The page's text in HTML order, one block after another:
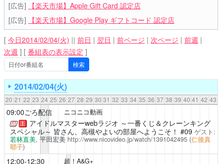
[広告]
【楽天市場】Apple Gift Card 認定店
[広告]
【楽天市場】Google Play ギフトコード 認定店
[ 今日2014/02/04(火) || 前日 | 翌日 | 前ページ | 次ページ | 前週 |
次週 ] [ 番組表の表示設定 ]
2014/02/04(火)
20 21 22 23 24 25 26 27 28 29 30 31 32 33 34 35 36 37 38 39 40 41 42 43
09:00ごろ配信 ニコニコ動画
！
アイドルマスターwebラジオ ～一番くじ＆クレーンキング
スペシャル～ 皆さん、高槻やよいの部屋へようこそ！ #09 ゲスト:
若林直美, 平田宏美 http://www.nicovideo.jp/watch/1391042495 (仁後真
耶子)
12:00-12:30 超！A&G+